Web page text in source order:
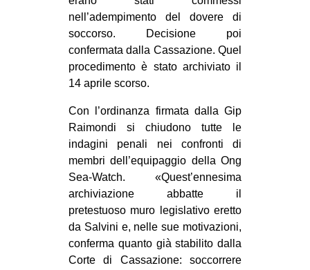
nell’adempimento del dovere di
soccorso. Decisione poi
confermata dalla Cassazione. Quel
procedimento è stato archiviato il
14 aprile scorso.
Con l’ordinanza firmata dalla Gip
Raimondi si chiudono tutte le
indagini penali nei confronti di
membri dell’equipaggio della Ong
Sea-Watch. «Quest’ennesima
archiviazione abbatte il
pretestuoso muro legislativo eretto
da Salvini e, nelle sue motivazioni,
conferma quanto già stabilito dalla
Corte di Cassazione: soccorrere